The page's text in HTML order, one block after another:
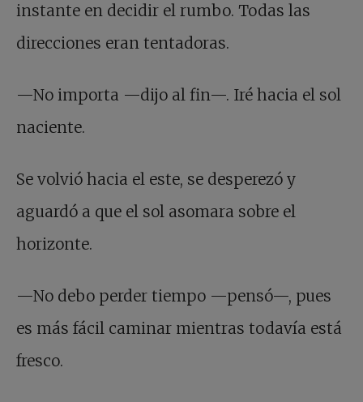
instante en decidir el rumbo. Todas las
direcciones eran tentadoras.
—No importa —dijo al fin—. Iré hacia el sol
naciente.
Se volvió hacia el este, se desperezó y
aguardó a que el sol asomara sobre el
horizonte.
—No debo perder tiempo —pensó—, pues
es más fácil caminar mientras todavía está
fresco.